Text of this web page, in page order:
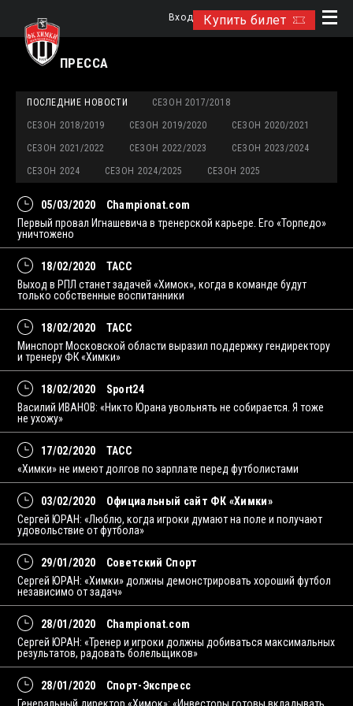
Купить билет
Вход
ПРЕССА
ПОСЛЕДНИЕ НОВОСТИ СЕЗОН 2017/2018
СЕЗОН 2018/2019 СЕЗОН 2019/2020 СЕЗОН 2020/2021
СЕЗОН 2021/2022 СЕЗОН 2022/2023 СЕЗОН 2023/2024
СЕЗОН 2024 СЕЗОН 2024/2025 СЕЗОН 2025
05/03/2020
Championat.com
Первый провал Игнашевича в тренерской карьере. Его «Торпедо»
уничтожено
18/02/2020
ТАСС
Выход в РПЛ станет задачей «Химок», когда в команде будут
только собственные воспитанники
18/02/2020
ТАСС
Минспорт Московской области выразил поддержку гендиректору
и тренеру ФК «Химки»
18/02/2020
Sport24
Василий ИВАНОВ: «Никто Юрана увольнять не собирается. Я тоже
не ухожу»
17/02/2020
ТАСС
«Химки» не имеют долгов по зарплате перед футболистами
03/02/2020
Официальный сайт ФК «Химки»
Сергей ЮРАН: «Люблю, когда игроки думают на поле и получают
удовольствие от футбола»
29/01/2020
Советский Спорт
Сергей ЮРАН: «Химки» должны демонстрировать хороший футбол
независимо от задач»
28/01/2020
Championat.com
Сергей ЮРАН: «Тренер и игроки должны добиваться максимальных
результатов, радовать болельщиков»
28/01/2020
Спорт-Экспресс